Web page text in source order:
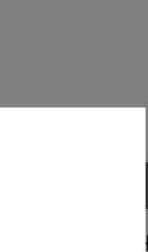
Hutter Trade